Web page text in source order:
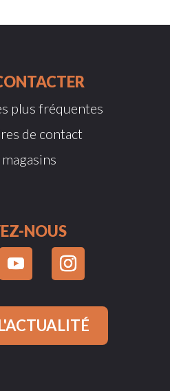
plus fréquentes
de contact
NOUS